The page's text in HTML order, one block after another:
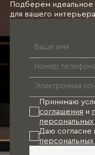
Подберём
для вашего интерьера
Принимаю
соглашения и
персональных
Даю согласие
персональных